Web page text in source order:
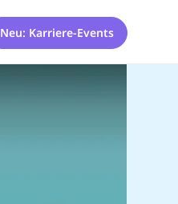
Neu: Karriere-Events